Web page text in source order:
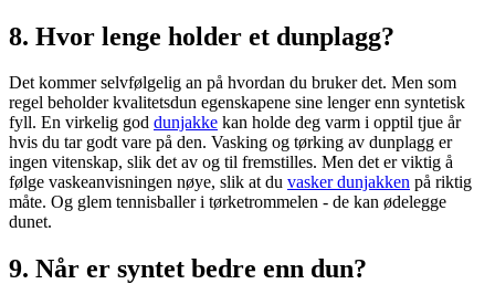
8. Hvor lenge holder et dunplagg?
Det kommer selvfølgelig an på hvordan du bruker det. Men som
regel beholder kvalitetsdun egenskapene sine lenger enn syntetisk
fyll. En virkelig god dunjakke kan holde deg varm i opptil tjue år
hvis du tar godt vare på den. Vasking og tørking av dunplagg er
ingen vitenskap, slik det av og til fremstilles. Men det er viktig å
følge vaskeanvisningen nøye, slik at du vasker dunjakken på riktig
måte. Og glem tennisballer i tørketrommelen - de kan ødelegge
dunet.
9. Når er syntet bedre enn dun?